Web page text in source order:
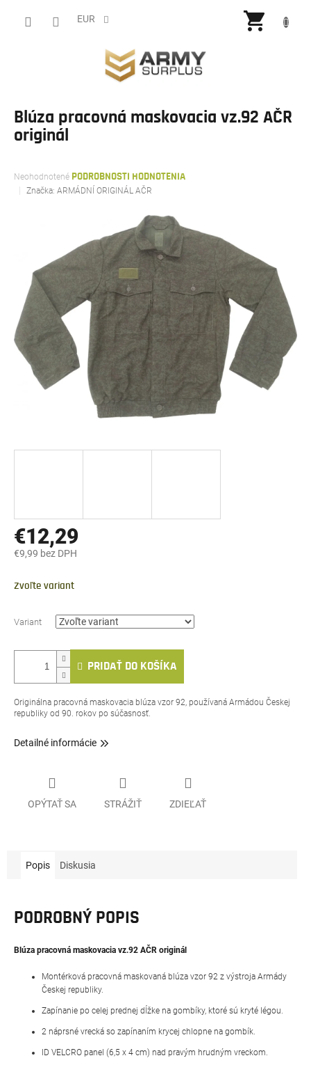
EUR
Blúza pracovná maskovacia vz.92 AČR
originál
Priemerné
hodnotenie
produktu
Neohodnotené PODROBNOSTI HODNOTENIA
Značka: ARMÁDNÍ ORIGINÁL AČR
€12,29
€9,99 bez DPH
cena:
Zvoľte variant
Variant
PRIDAŤ DO KOŠÍKA
Originálna pracovná maskovacia blúza vzor 92, používaná Armádou Českej
republiky od 90. rokov po súčasnosť.
Detailné informácie
OPÝTAŤ SA STRÁŽIŤ ZDIEĽAŤ
Popis Diskusia
PODROBNÝ POPIS
Blúza pracovná maskovacia vz.92 AČR originál
Montérková pracovná maskovaná blúza vzor 92 z výstroja Armády
Českej republiky.
Zapínanie po celej prednej dĺžke na gombíky, ktoré sú kryté légou.
2 náprsné vrecká so zapínaním krycej chlopne na gombík.
ID VELCRO panel (6,5 x 4 cm) nad pravým hrudným vreckom.